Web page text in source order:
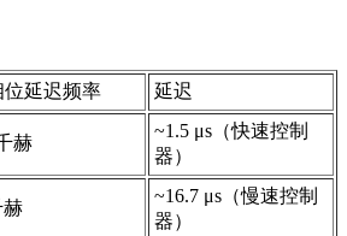
位延迟频率 延迟
赫
~1.5 μs（快速控制
器）
赫
~16.7 μs（慢速控制
器）